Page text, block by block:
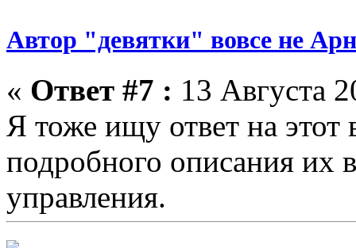
Автор "девятки" вовсе не
« Ответ #7 : 13 Августа
Я тоже ищу ответ на
подробного описания их
управления.